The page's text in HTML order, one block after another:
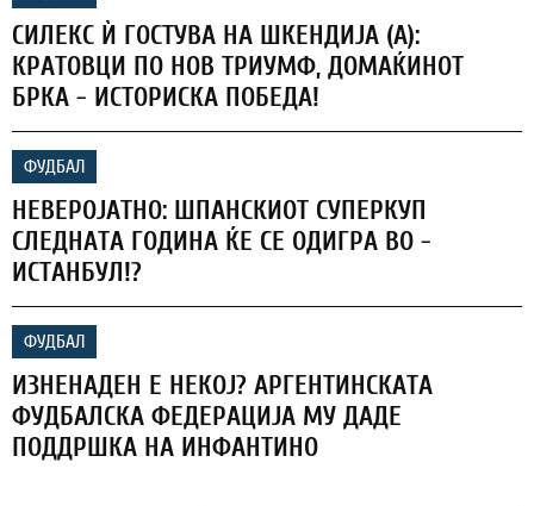
СИЛЕКС Ѝ ГОСТУВА НА ШКЕНДИЈА (А):
КРАТОВЦИ ПО НОВ ТРИУМФ, ДОМАЌИНОТ
БРКА - ИСТОРИСКА ПОБЕДА!
ФУДБАЛ
НЕВЕРОЈАТНО: ШПАНСКИОТ СУПЕРКУП
СЛЕДНАТА ГОДИНА ЌЕ СЕ ОДИГРА ВО -
ИСТАНБУЛ!?
ФУДБАЛ
ИЗНЕНАДЕН Е НЕКОЈ? АРГЕНТИНСКАТА
ФУДБАЛСКА ФЕДЕРАЦИЈА МУ ДАДЕ
ПОДДРШКА НА ИНФАНТИНО